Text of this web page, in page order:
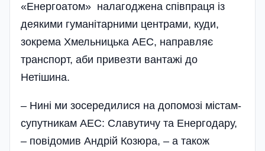
«Енергоатом» налагоджена співпраця із
деякими гуманітарними центрами, куди,
зокрема Хмельницька АЕС, направляє
транспорт, аби привезти вантажі до
Нетішина.
– Нині ми зосередилися на допомозі містам-
супутникам АЕС: Славутичу та Енергодару,
– повідомив Андрій Козюра, – а також